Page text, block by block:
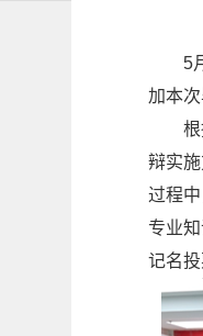
5
加本次
辩实
过程
专业
记名